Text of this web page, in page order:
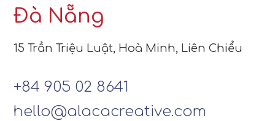
Đà Nẵng
15 Trần Triệu Luật, Hoà Minh, Liên Chiểu
+84 905 02 8641
hello@alacacreative.com